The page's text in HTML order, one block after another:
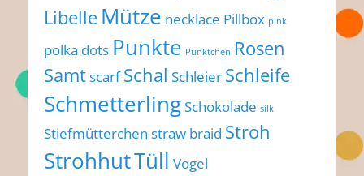
Libelle Mütze necklace Pillbox pink
polka dots Punkte Pünktchen Rosen
Samtscarf Schal Schleier Schleife
SchmetterlingSchokolade silk
Stiefmütterchen straw braid Stroh
StrohhutTüll Vogel